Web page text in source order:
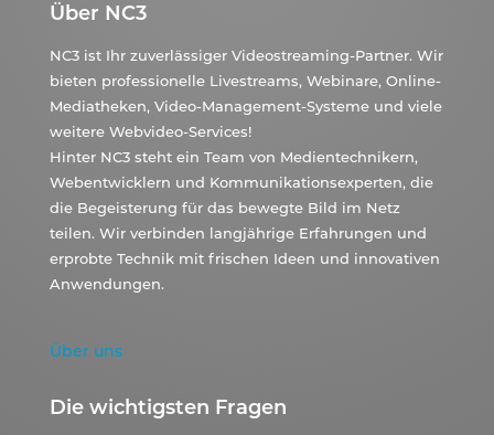
Über NC3
NC3 ist Ihr zuverlässiger Videostreaming-Partner. Wir
bieten professionelle Livestreams, Webinare, Online-
Mediatheken, Video-Management-Systeme und viele
weitere Webvideo-Services!
Hinter NC3 steht ein Team von Medientechnikern,
Webentwicklern und Kommunikationsexperten, die
die Begeisterung für das bewegte Bild im Netz
teilen. Wir verbinden langjährige Erfahrungen und
erprobte Technik mit frischen Ideen und innovativen
Anwendungen.
Über uns
Die wichtigsten Fragen